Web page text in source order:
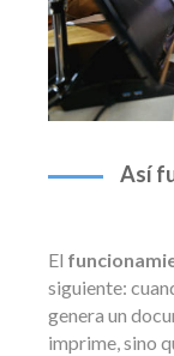
Así
El
siguiente:
genera un
imprime, sino